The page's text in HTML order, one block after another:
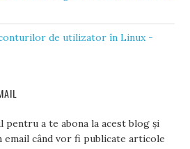
de utilizator în Linux -
pentru a te abona la acest blog și
când vor fi publicate articole